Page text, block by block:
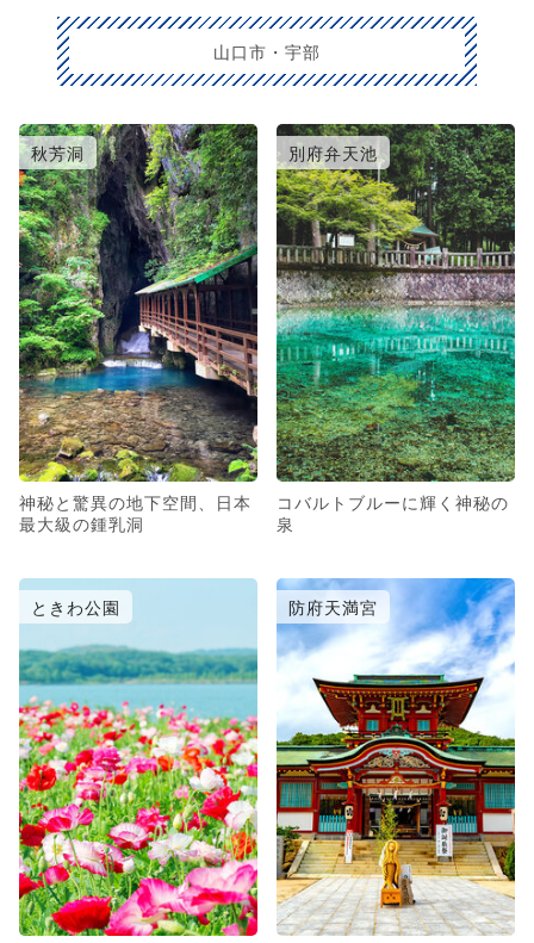
山口市・宇部
秋芳洞
神秘と驚異の地下空間、日本
最大級の鍾乳洞
別府弁天池
コバルトブルーに輝く神秘の
泉
ときわ公園 防府天満宮